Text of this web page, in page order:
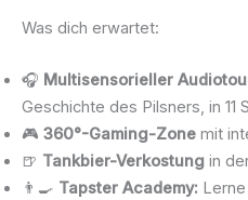
Was dich erwartet:
🎧 Multisensorieller
Geschichte des Pilsners, in 11
🎮 360°-Gaming-Zone mit
🍺 Tankbier-Verkostung in
👨‍🍳 Tapster Academy: